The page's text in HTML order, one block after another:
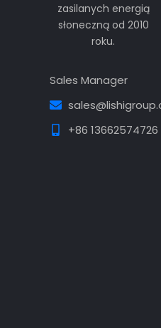
zasilanych energią
słoneczną od 2010
roku.
Sales Manager
+86 13662574726